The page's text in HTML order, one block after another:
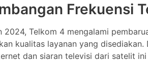
Frekuensi
2024, Telkom 4 mengalami
kualitas layanan yang
dan siaran televisi dari satelit